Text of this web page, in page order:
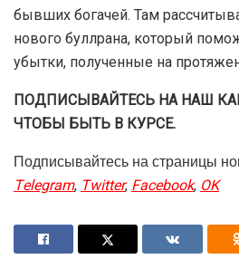
бывших богачей. Там
нового буллрана, который
убытки, полученные на
ПОДПИСЫВАЙТЕСЬ НА НАШ
ЧТОБЫ БЫТЬ В КУРСЕ.
Подписывайтесь на страницы
Telegram,Twitter,Facebook,OK